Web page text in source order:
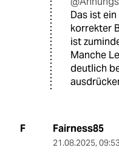
Das ist
korrekter
ist
Manche
deutlich
F Fairness85
21.08.2025,